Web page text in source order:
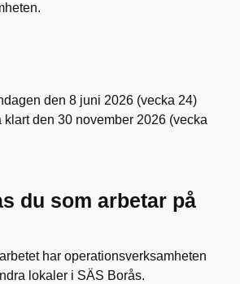
den 8 juni 2026 (vecka 24)
den 30 november 2026 (vecka
du som arbetar på
har operationsverksamheten
lokaler i SÄS Borås.